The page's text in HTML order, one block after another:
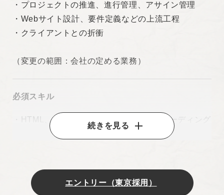
・プロジェクトの推進、進行管理、アサイン管理
・Webサイト設計、要件定義などの上流工程
・クライアントとの折衝
（変更の範囲：会社の定める業務）
必須スキル
・HTML、CSS、JavaScriptを使用したコーディング
・WordPressを活用したWebサイト構築経験
★ポートフォリオのご提出が必須です★
続きを見る
エントリー（東京採用）